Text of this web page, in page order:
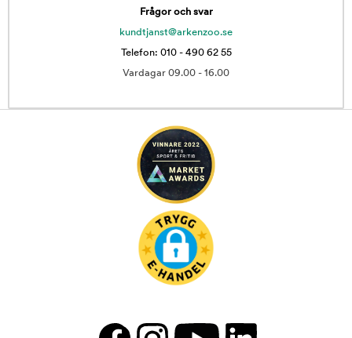
Frågor och svar
kundtjanst@arkenzoo.se
Telefon: 010 - 490 62 55
Vardagar 09.00 - 16.00